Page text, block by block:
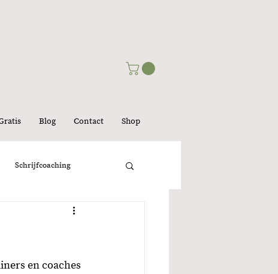
Blog Contact Shop
Schrijfcoaching
en coaches